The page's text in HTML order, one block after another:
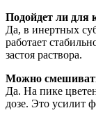
Подойдет ли для
Да, в инертных
работает
застоя раствора.
Можно
Да. На пике
дозе. Это усилит